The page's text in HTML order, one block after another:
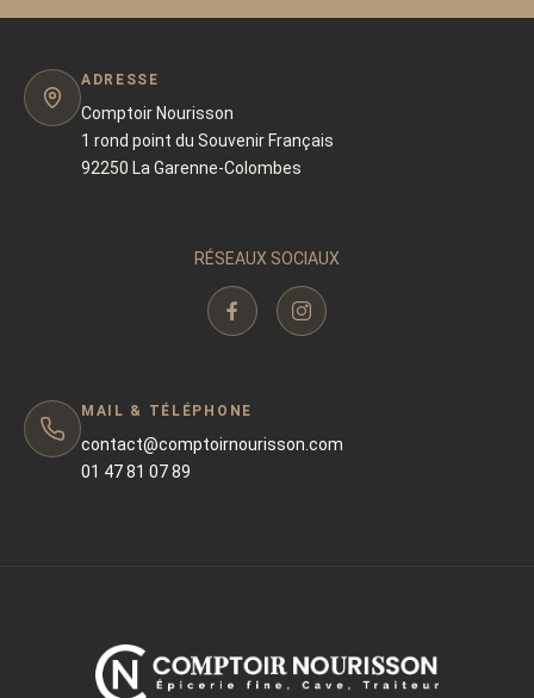
ADRESSE
Comptoir Nourisson
1 rond point du Souvenir Français
92250 La Garenne-Colombes
RÉSEAUX SOCIAUX
MAIL & TÉLÉPHONE
contact@comptoirnourisson.com
01 47 81 07 89